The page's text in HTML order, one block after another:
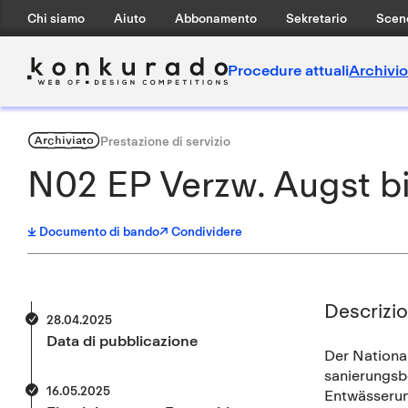
Chi siamo Aiuto Abbonamento Sekretario
Procedure attualiArchivio
ArchiviatoPrestazione di servizio
N02 EP Verzw. Augst
Documento di bando↗ Condividere
28.04.2025
Data di pubblicazione
16.05.2025
Der